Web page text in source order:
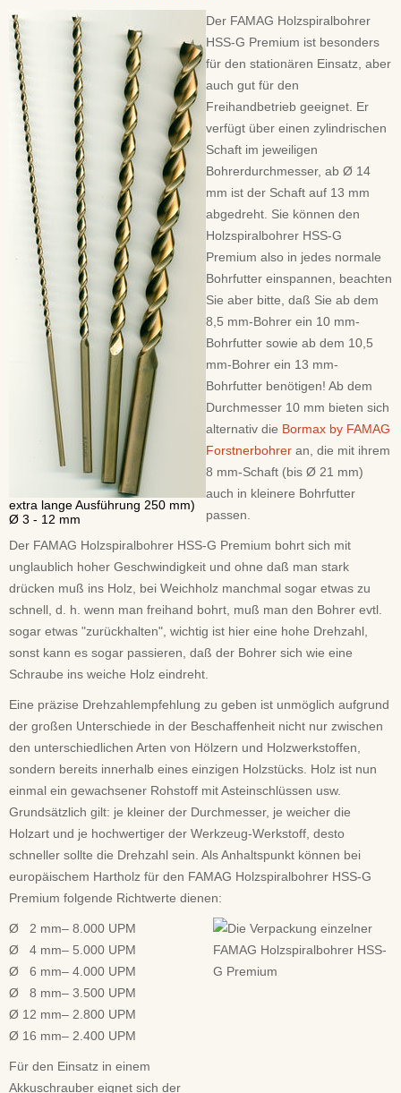
extra lange Ausführung 250 mm)
Ø 3 - 12 mm
Der FAMAG Holzspiralbohrer
HSS-G Premium ist besonders
für den stationären Einsatz, aber
auch gut für den
Freihandbetrieb geeignet. Er
verfügt über einen zylindrischen
Schaft im jeweiligen
Bohrerdurchmesser, ab Ø 14
mm ist der Schaft auf 13 mm
abgedreht. Sie können den
Holzspiralbohrer HSS-G
Premium also in jedes normale
Bohrfutter einspannen, beachten
Sie aber bitte, daß Sie ab dem
8,5 mm-Bohrer ein 10 mm-
Bohrfutter sowie ab dem 10,5
mm-Bohrer ein 13 mm-
Bohrfutter benötigen! Ab dem
Durchmesser 10 mm bieten sich
alternativ die Bormax by FAMAG
Forstnerbohrer an, die mit ihrem
8 mm-Schaft (bis Ø 21 mm)
auch in kleinere Bohrfutter
passen.
Der FAMAG Holzspiralbohrer HSS-G Premium bohrt sich mit
unglaublich hoher Geschwindigkeit und ohne daß man stark
drücken muß ins Holz, bei Weichholz manchmal sogar etwas zu
schnell, d. h. wenn man freihand bohrt, muß man den Bohrer evtl.
sogar etwas "zurückhalten", wichtig ist hier eine hohe Drehzahl,
sonst kann es sogar passieren, daß der Bohrer sich wie eine
Schraube ins weiche Holz eindreht.
Eine präzise Drehzahlempfehlung zu geben ist unmöglich aufgrund
der großen Unterschiede in der Beschaffenheit nicht nur zwischen
den unterschiedlichen Arten von Hölzern und Holzwerkstoffen,
sondern bereits innerhalb eines einzigen Holzstücks. Holz ist nun
einmal ein gewachsener Rohstoff mit Asteinschlüssen usw.
Grundsätzlich gilt: je kleiner der Durchmesser, je weicher die
Holzart und je hochwertiger der Werkzeug-Werkstoff, desto
schneller sollte die Drehzahl sein. Als Anhaltspunkt können bei
europäischem Hartholz für den FAMAG Holzspiralbohrer HSS-G
Premium folgende Richtwerte dienen:
Ø 2 mm– 8.000 UPM
Ø 4 mm– 5.000 UPM
Ø 6 mm– 4.000 UPM
Ø 8 mm– 3.500 UPM
Ø 12 mm– 2.800 UPM
Ø 16 mm– 2.400 UPM
Für den Einsatz in einem
Akkuschrauber eignet sich der